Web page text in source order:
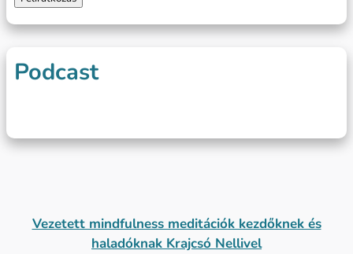
Podcast
Vezetett mindfulness meditációk kezdőknek és
haladóknak Krajcsó Nellivel